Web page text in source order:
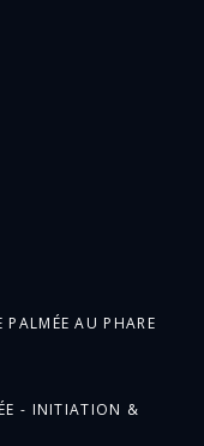
PALMÉE AU PHARE
- INITIATION &